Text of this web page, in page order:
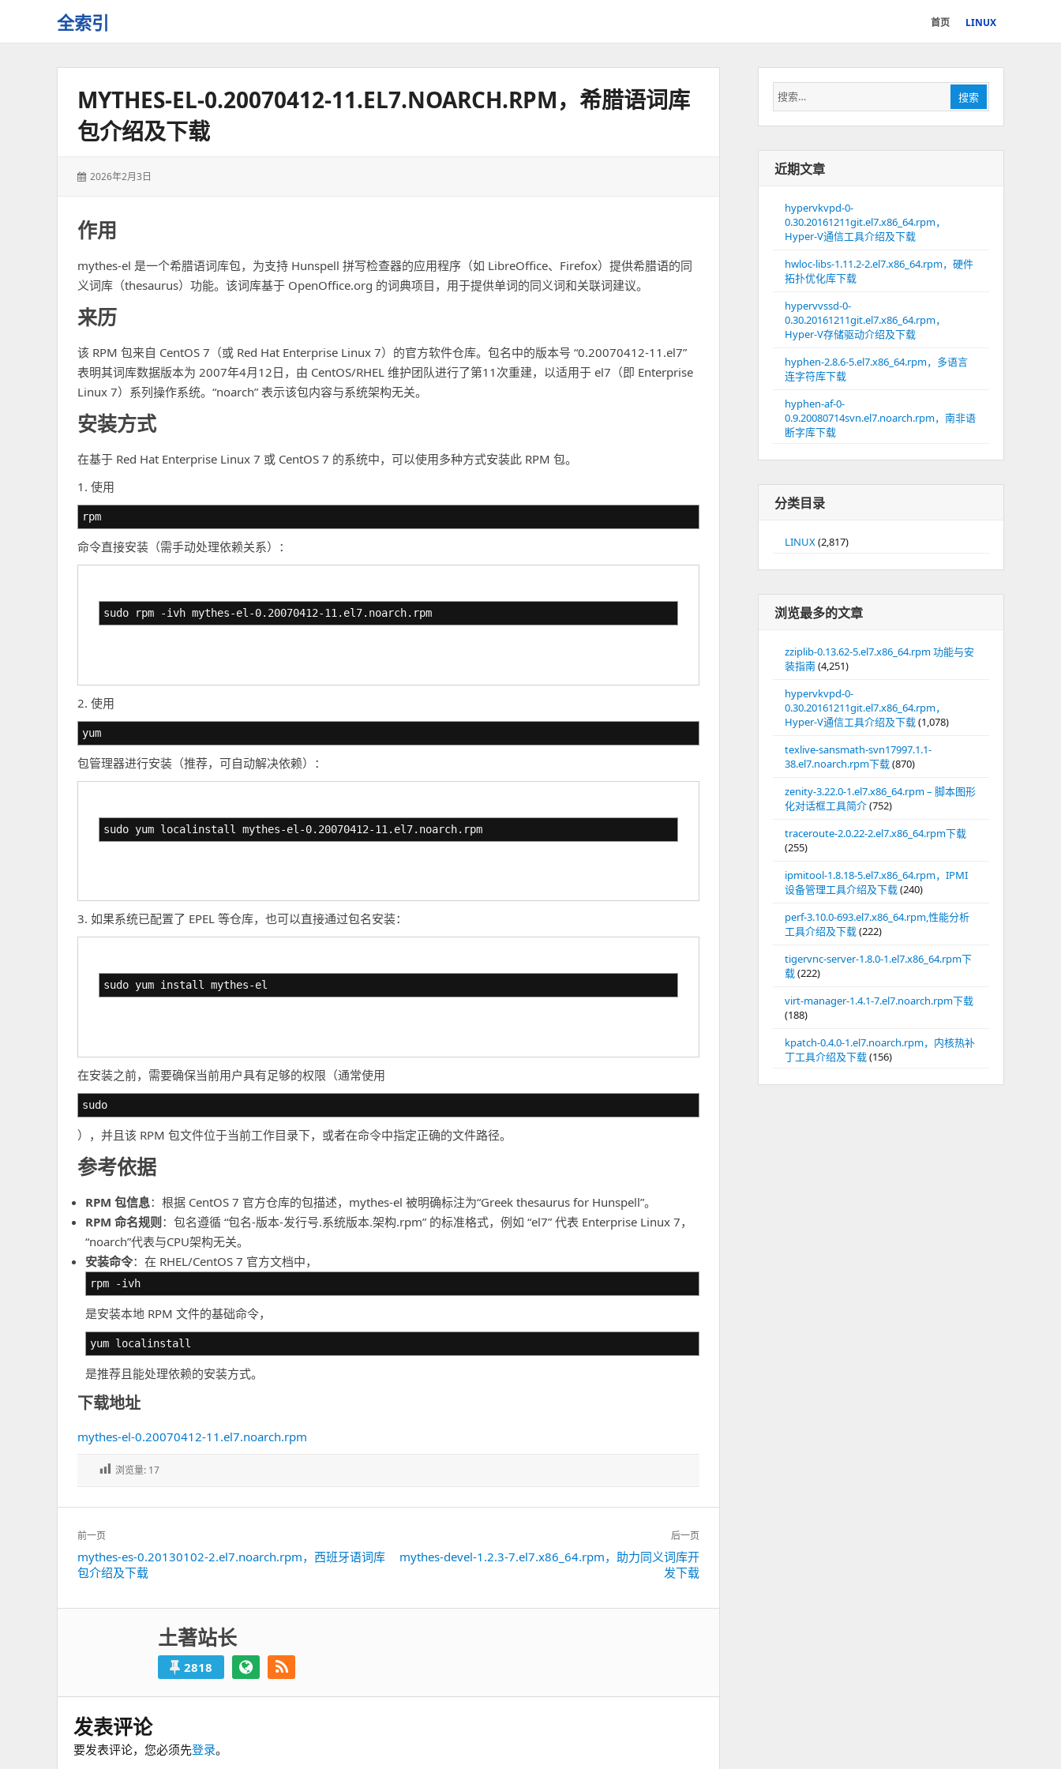
全索引
些
首页 LINUX
MYTHES-EL-0.20070412-11.EL7.NOARCH.RPM，希腊语词库
包介绍及下载
发
2026年2月3日
作用
mythes-el 是一个希腊语词库包，为支持 Hunspell 拼写检查器的应用程序（如 LibreOffice、Firefox）提供希腊语的同
义词库（thesaurus）功能。该词库基于 OpenOffice.org 的词典项目，用于提供单词的同义词和关联词建议。
来历
该 RPM 包来自 CentOS 7（或 Red Hat Enterprise Linux 7）的官方软件仓库。包名中的版本号 “0.20070412-11.el7”
表明其词库数据版本为 2007年4月12日，由 CentOS/RHEL 维护团队进行了第11次重建，以适用于 el7（即 Enterprise
Linux 7）系列操作系统。“noarch” 表示该包内容与系统架构无关。
安装方式
在基于 Red Hat Enterprise Linux 7 或 CentOS 7 的系统中，可以使用多种方式安装此 RPM 包。
1. 使用
rpm
命令直接安装（需手动处理依赖关系）：
sudo rpm -ivh mythes-el-0.20070412-11.el7.noarch.rpm
2. 使用
yum
包管理器进行安装（推荐，可自动解决依赖）：
sudo yum localinstall mythes-el-0.20070412-11.el7.noarch.rpm
3. 如果系统已配置了 EPEL 等仓库，也可以直接通过包名安装：
sudo yum install mythes-el
在安装之前，需要确保当前用户具有足够的权限（通常使用
sudo
），并且该 RPM 包文件位于当前工作目录下，或者在命令中指定正确的文件路径。
参考依据
RPM 包信息：根据 CentOS 7 官方仓库的包描述，mythes-el 被明确标注为“Greek thesaurus for Hunspell”。
RPM 命名规则：包名遵循 “包名-版本-发行号.系统版本.架构.rpm” 的标准格式，例如 “el7” 代表 Enterprise Linux 7，
“noarch”代表与CPU架构无关。
安装命令：在 RHEL/CentOS 7 官方文档中，
rpm -ivh
是安装本地 RPM 文件的基础命令，
yum localinstall
是推荐且能处理依赖的安装方式。
下载地址
mythes-el-0.20070412-11.el7.noarch.rpm
浏览量: 17
文
章
导
前一页
上
一
mythes-es-0.20130102-2.el7.noarch.rpm，西班牙语词库
包介绍及下载
后一页
mythes-devel-1.2.3-7.el7.x86_64.rpm，助力同义词库开
发下载
土著站长
2818
发表评论
要发表评论，您必须先登录。
搜
索：
搜索
近期文章
hypervkvpd-0-
0.30.20161211git.el7.x86_64.rpm，
Hyper-V通信工具介绍及下载
hwloc-libs-1.11.2-2.el7.x86_64.rpm，硬件
拓扑优化库下载
hypervvssd-0-
0.30.20161211git.el7.x86_64.rpm，
Hyper-V存储驱动介绍及下载
hyphen-2.8.6-5.el7.x86_64.rpm，多语言
连字符库下载
hyphen-af-0-
0.9.20080714svn.el7.noarch.rpm，南非语
断字库下载
分类目录
LINUX(2,817)
浏览最多的文章
zziplib-0.13.62-5.el7.x86_64.rpm 功能与安
装指南(4,251)
hypervkvpd-0-
0.30.20161211git.el7.x86_64.rpm，
Hyper-V通信工具介绍及下载(1,078)
texlive-sansmath-svn17997.1.1-
38.el7.noarch.rpm下载(870)
zenity-3.22.0-1.el7.x86_64.rpm – 脚本图形
化对话框工具简介(752)
traceroute-2.0.22-2.el7.x86_64.rpm下载
(255)
ipmitool-1.8.18-5.el7.x86_64.rpm，IPMI
设备管理工具介绍及下载(240)
perf-3.10.0-693.el7.x86_64.rpm,性能分析
工具介绍及下载(222)
tigervnc-server-1.8.0-1.el7.x86_64.rpm下
载(222)
virt-manager-1.4.1-7.el7.noarch.rpm下载
(188)
kpatch-0.4.0-1.el7.noarch.rpm，内核热补
丁工具介绍及下载(156)